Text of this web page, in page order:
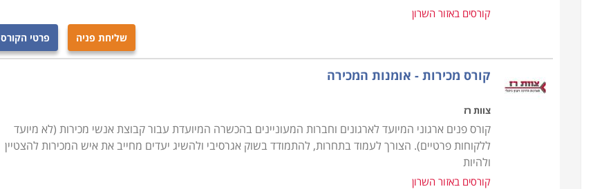
קורסים באזור השרון
שליחת פניה פרטי הקורס
קורס מכירות - אומנות המכירה
צוות רז
קורס פנים ארגוני המיועד לארגונים וחברות המעוניינים בהכשרה המיועדת עבור קבוצת אנשי מכירות (לא מיועד
ללקוחות פרטיים). הצורך לעמוד בתחרות, להתמודד בשוק אגרסיבי ולהשיג יעדים מחייב את איש המכירות להצטיין
ולהיות
קורסים באזור השרון